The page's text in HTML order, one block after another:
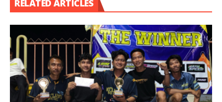
RELATED ARTICLES